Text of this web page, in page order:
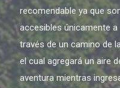
recomendable ya que
accesibles únicamente a
través de un camino de
el cual agregará un aire
aventura mientras